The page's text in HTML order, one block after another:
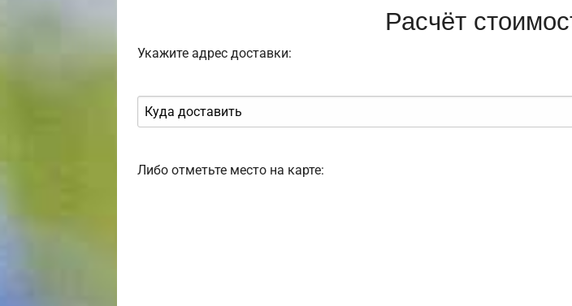
Расчёт
Укажите адрес доставки:
Либо отметьте место на карте: